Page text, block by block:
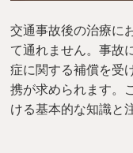
交通事故後の治療に
て通れません。事故
症に関する補償を受
携が求められます。
ける基本的な知識と